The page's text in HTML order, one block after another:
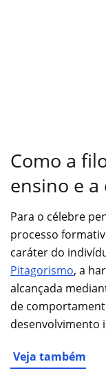
Como a
ensino e a
Para o célebre
processo
caráter do
Pitagorismo, a
alcançada
de
desenvolvimento
Veja também